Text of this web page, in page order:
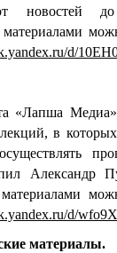
новостей
d/
«Лапша
в которых
Александр
d/
материалы.